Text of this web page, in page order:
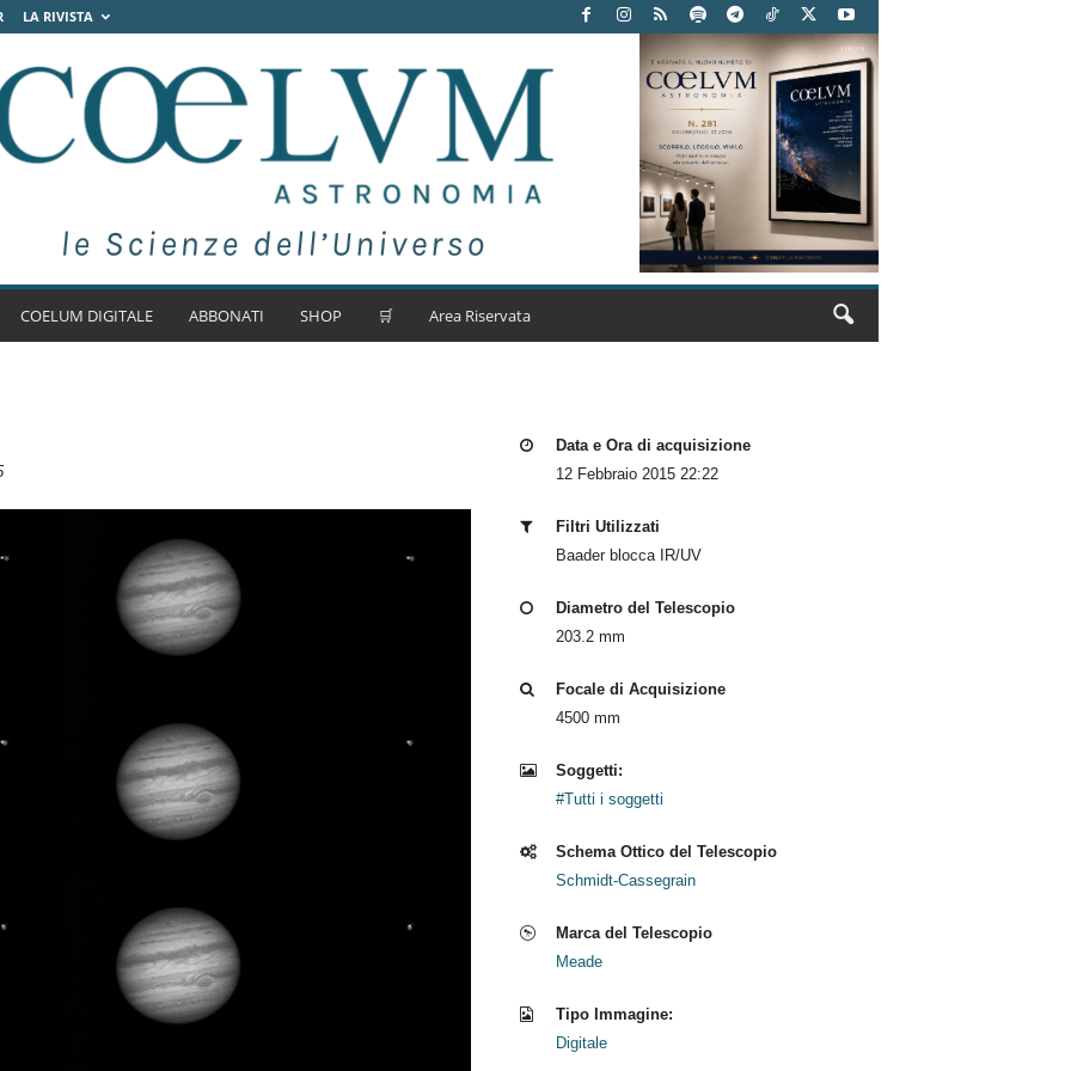
LA RIVISTA
COELUM DIGITALE ABBONATI SHOP 🛒 Area Riservata
Data e Ora di acquisizione
12 Febbraio 2015 22:22
Filtri Utilizzati
Baader blocca IR/UV
Diametro del Telescopio
203.2 mm
Focale di Acquisizione
4500 mm
Soggetti:
#Tutti i soggetti
Schema Ottico del Telescopio
Schmidt-Cassegrain
Marca del Telescopio
Meade
Tipo Immagine:
Digitale